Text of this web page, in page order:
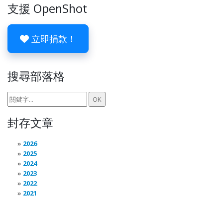
支援 OpenShot
立即捐款！
搜尋部落格
封存文章
2026
2025
2024
2023
2022
2021